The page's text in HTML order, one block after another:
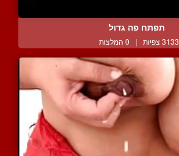
תפתח פה גדול
3133 צפיות | 0 המלצות